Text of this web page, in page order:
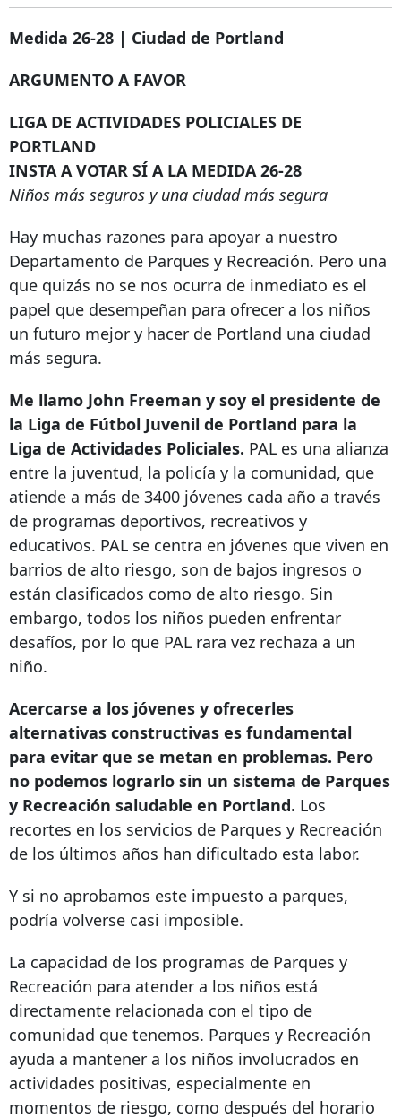
Medida 26-28 | Ciudad de Portland
ARGUMENTO A FAVOR
LIGA DE ACTIVIDADES POLICIALES DE
PORTLAND
INSTA A VOTAR SÍ A LA MEDIDA 26-28
Niños más seguros y una ciudad más segura
Hay muchas razones para apoyar a nuestro
Departamento de Parques y Recreación. Pero una
que quizás no se nos ocurra de inmediato es el
papel que desempeñan para ofrecer a los niños
un futuro mejor y hacer de Portland una ciudad
más segura.
Me llamo John Freeman y soy el presidente de
la Liga de Fútbol Juvenil de Portland para la
Liga de Actividades Policiales. PAL es una alianza
entre la juventud, la policía y la comunidad, que
atiende a más de 3400 jóvenes cada año a través
de programas deportivos, recreativos y
educativos. PAL se centra en jóvenes que viven en
barrios de alto riesgo, son de bajos ingresos o
están clasificados como de alto riesgo. Sin
embargo, todos los niños pueden enfrentar
desafíos, por lo que PAL rara vez rechaza a un
niño.
Acercarse a los jóvenes y ofrecerles
alternativas constructivas es fundamental
para evitar que se metan en problemas. Pero
no podemos lograrlo sin un sistema de Parques
y Recreación saludable en Portland. Los
recortes en los servicios de Parques y Recreación
de los últimos años han dificultado esta labor.
Y si no aprobamos este impuesto a parques,
podría volverse casi imposible.
La capacidad de los programas de Parques y
Recreación para atender a los niños está
directamente relacionada con el tipo de
comunidad que tenemos. Parques y Recreación
ayuda a mantener a los niños involucrados en
actividades positivas, especialmente en
momentos de riesgo, como después del horario